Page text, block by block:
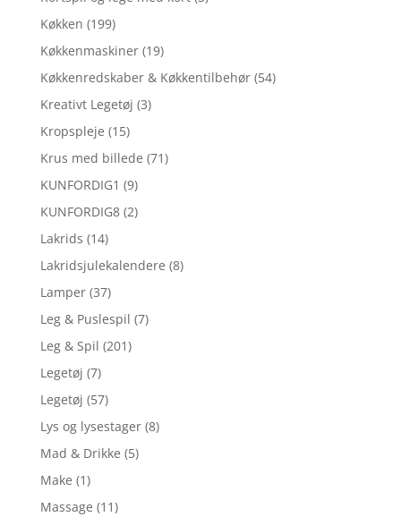
Køkken (199)
Køkkenmaskiner (19)
Køkkenredskaber & Køkkentilbehør (54)
Kreativt Legetøj (3)
Kropspleje (15)
Krus med billede (71)
KUNFORDIG1 (9)
KUNFORDIG8 (2)
Lakrids (14)
Lakridsjulekalendere (8)
Lamper (37)
Leg & Puslespil (7)
Leg & Spil (201)
Legetøj (7)
Legetøj (57)
Lys og lysestager (8)
Mad & Drikke (5)
Make (1)
Massage (11)